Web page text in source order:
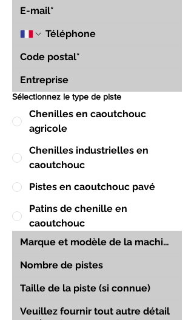
Sélectionnez le type de piste
Chenilles en caoutchouc
agricole
Chenilles industrielles en
caoutchouc
Pistes en caoutchouc pavé
Patins de chenille en
caoutchouc